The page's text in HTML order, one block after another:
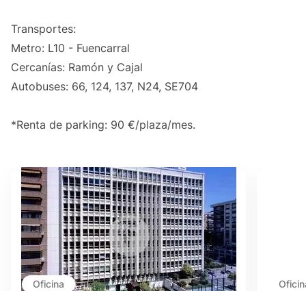
Transportes:
Metro: L10 - Fuencarral
Cercanías: Ramón y Cajal
Autobuses: 66, 124, 137, N24, SE704
*Renta de parking: 90 €/plaza/mes.
Oficina